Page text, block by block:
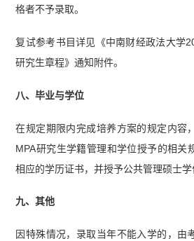
格者不予录取。
复试参考书目详见《中南财经政法大学
研究生章程》通知附件。
八、毕业与学位
在规定期限内完成培养方案的规定内容
MPA研究生学籍管理和学位授予的相关
相应的学历证书，并授予公共管理硕士学
九、其他
因特殊情况，录取当年不能入学的，由